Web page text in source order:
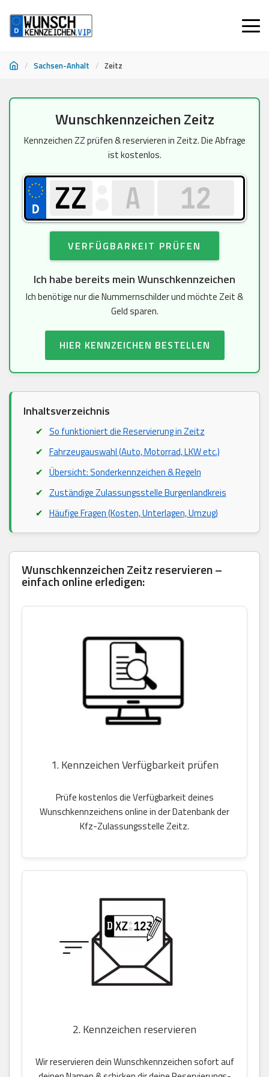
/ Sachsen-Anhalt / Zeitz
springen
Wunschkennzeichen Zeitz
Kennzeichen ZZ prüfen & reservieren in Zeitz. Die Abfrage
ist kostenlos.
VERFÜGBARKEIT PRÜFEN
Ich habe bereits mein Wunschkennzeichen
Ich benötige nur die Nummernschilder und möchte Zeit &
Geld sparen.
HIER KENNZEICHEN BESTELLEN
Inhaltsverzeichnis
So funktioniert die Reservierung in Zeitz
Fahrzeugauswahl (Auto, Motorrad, LKW etc.)
Übersicht: Sonderkennzeichen & Regeln
Zuständige Zulassungsstelle Burgenlandkreis
Häufige Fragen (Kosten, Unterlagen, Umzug)
Wunschkennzeichen Zeitz reservieren –
einfach online erledigen:
1. Kennzeichen Verfügbarkeit prüfen
Prüfe kostenlos die Verfügbarkeit deines
Wunschkennzeichens online in der Datenbank der
Kfz-Zulassungsstelle Zeitz.
2. Kennzeichen reservieren
Wir reservieren dein Wunschkennzeichen sofort auf